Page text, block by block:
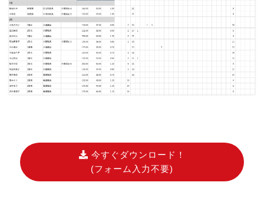
今すぐダウンロード！
(フォーム入力不要)